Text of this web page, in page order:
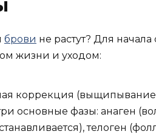
брови не растут? Для
жизни и уходом:
коррекция
основные фазы: анаген
телоген